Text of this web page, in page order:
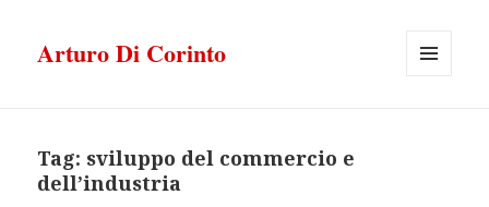
Arturo Di Corinto
Tag: sviluppo del commercio e
dell’industria